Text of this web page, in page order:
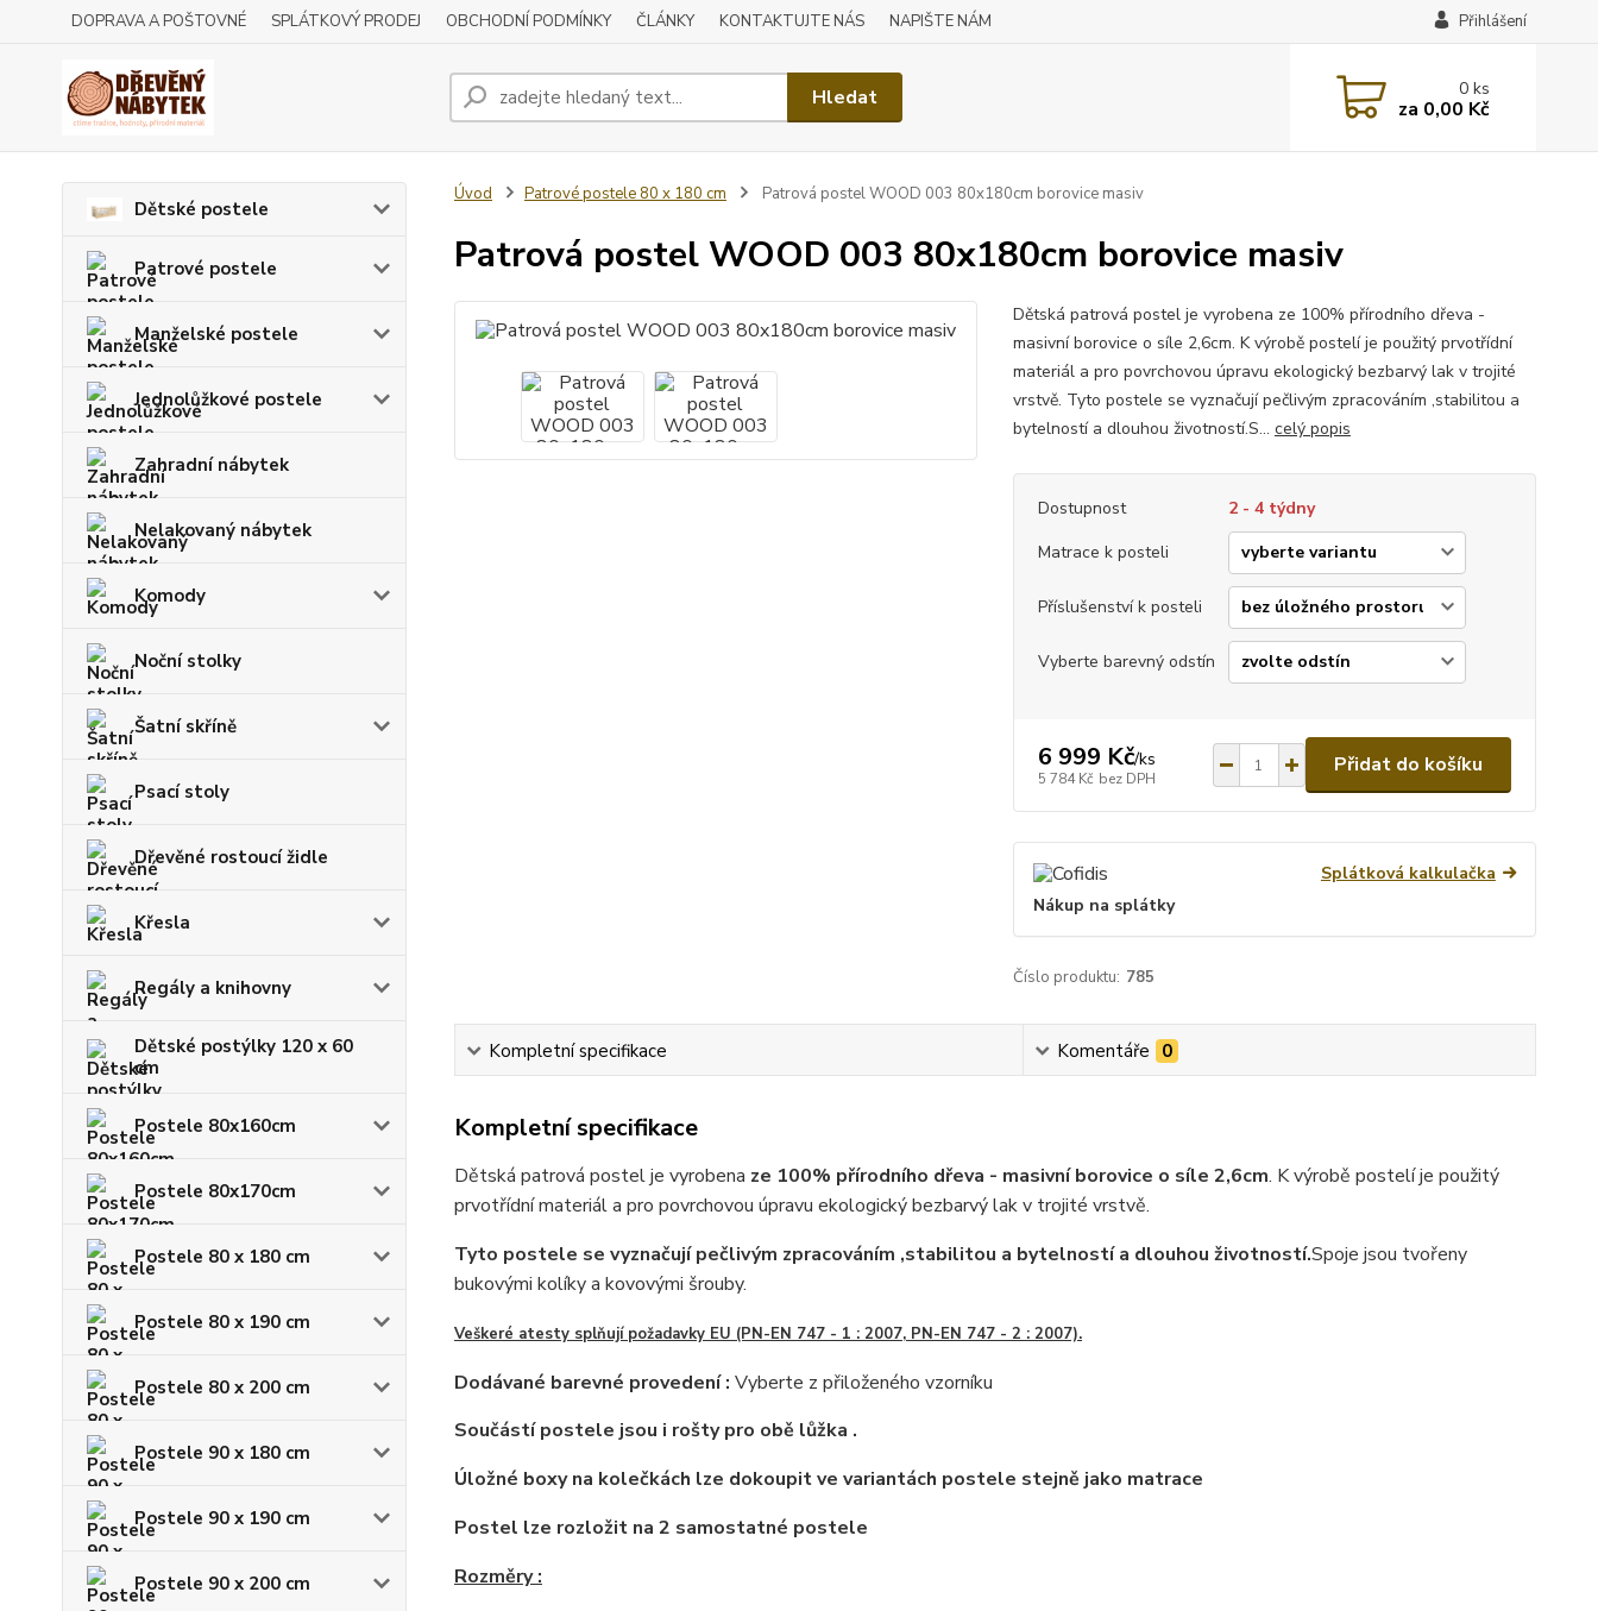
DOPRAVA A POŠTOVNÉ SPLÁTKOVÝ PRODEJ OBCHODNÍ PODMÍNKY ČLÁNKY KONTAKTUJTE NÁS NAPIŠTE NÁM Přihlášení
Hledat 0ks
za 0,00 Kč
Dětské postele
Patrové postele
Manželské postele
Jednolůžkové postele
Zahradní nábytek
Nelakovaný nábytek
Komody
Noční stolky
Šatní skříně
Psací stoly
Dřevěné rostoucí židle
Křesla
Regály a knihovny
Dětské postýlky 120 x 60
cm
Postele 80x160cm
Postele 80x170cm
Postele 80 x 180 cm
Postele 80 x 190 cm
Postele 80 x 200 cm
Postele 90 x 180 cm
Postele 90 x 190 cm
Postele 90 x 200 cm
Úvod Patrové postele 80 x 180 cm Patrová postel WOOD 003 80x180cm borovice masiv
Patrová postel WOOD 003 80x180cm borovice masiv
Dětská patrová postel je vyrobena ze 100% přírodního dřeva -
masivní borovice o síle 2,6cm. K výrobě postelí je použitý prvotřídní
materiál a pro povrchovou úpravu ekologický bezbarvý lak v trojité
vrstvě. Tyto postele se vyznačují pečlivým zpracováním ,stabilitou a
bytelností a dlouhou životností.S... celý popis
Dostupnost
2 - 4 týdny
Matrace k posteli
Příslušenství k posteli
Vyberte barevný odstín
6 999 Kč/ks
5 784 Kč bez DPH
Přidat do košíku
Splátková kalkulačka
Nákup na splátky
Číslo produktu: 785
Kompletní specifikace Komentáře 0
Kompletní specifikace
Dětská patrová postel je vyrobena ze 100% přírodního dřeva - masivní borovice o síle 2,6cm. K výrobě postelí je použitý
prvotřídní materiál a pro povrchovou úpravu ekologický bezbarvý lak v trojité vrstvě.
Tyto postele se vyznačují pečlivým zpracováním ,stabilitou a bytelností a dlouhou životností.Spoje jsou tvořeny
bukovými kolíky a kovovými šrouby.
Veškeré atesty splňují požadavky EU (PN-EN 747 - 1 : 2007, PN-EN 747 - 2 : 2007).
Dodávané barevné provedení : Vyberte z přiloženého vzorníku
Součástí postele jsou i rošty pro obě lůžka .
Úložné boxy na kolečkách lze dokoupit ve variantách postele stejně jako matrace
Postel lze rozložit na 2 samostatné postele
Rozměry :